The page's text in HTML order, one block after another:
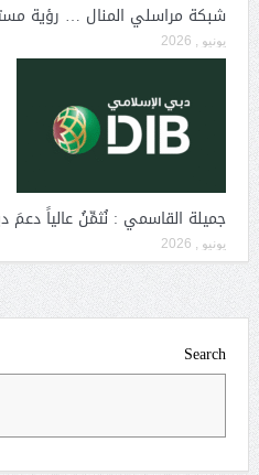
شبكة مراسلي المنال … رؤية
يونيو , 2026
جميلة القاسمي : نُثمِّنُ عالياً دعمَ
يونيو , 2026
Search